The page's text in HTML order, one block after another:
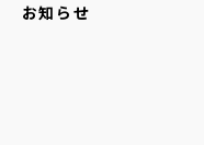
お知らせ